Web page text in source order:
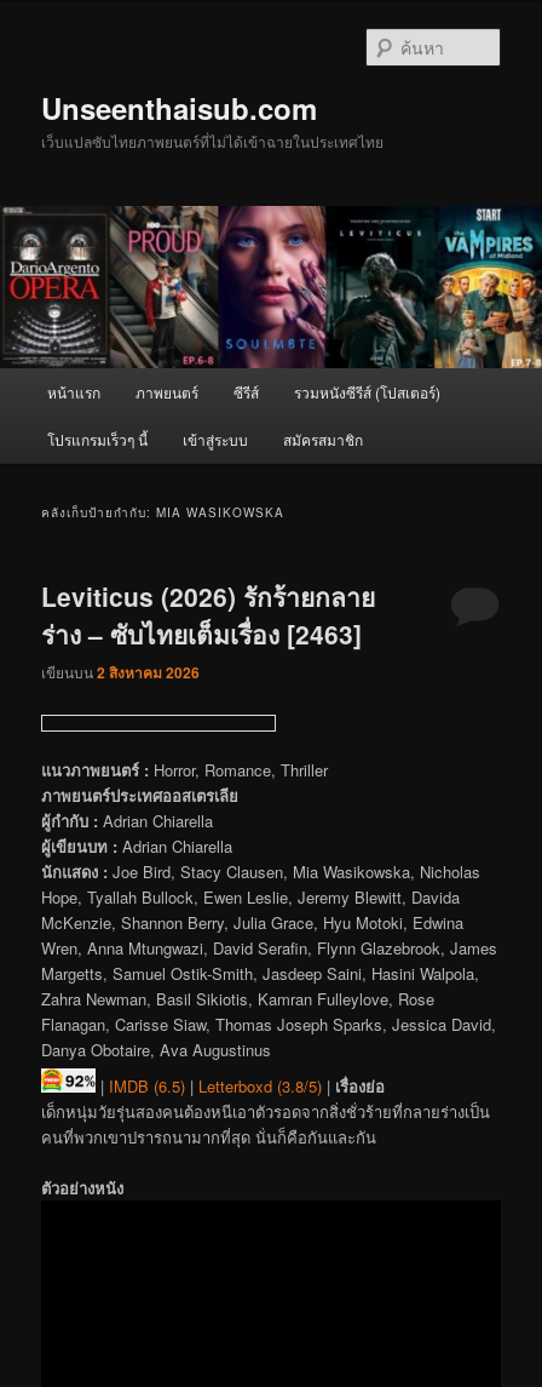
Unseenthaisub.com
เว็บแปลซับไทยภาพยนตร์ที่ไม่ได้เข้าฉายในประเทศไทย
หน้าแรก ภาพยนตร์ ซีรีส์ รวมหนังซีรีส์ (โปสเตอร์)
โปรแกรมเร็วๆ นี้ เข้าสู่ระบบ สมัครสมาชิก
คลังเก็บป้ายกำกับ:MIA WASIKOWSKA
Leviticus (2026) รักร้ายกลาย
ร่าง – ซับไทยเต็มเรื่อง [2463]
เขียนบน2 สิงหาคม 2026
แนวภาพยนตร์ : Horror, Romance, Thriller
ภาพยนตร์ประเทศออสเตรเลีย
ผู้กำกับ : Adrian Chiarella
ผู้เขียนบท : Adrian Chiarella
นักแสดง : Joe Bird, Stacy Clausen, Mia Wasikowska, Nicholas
Hope, Tyallah Bullock, Ewen Leslie, Jeremy Blewitt, Davida
McKenzie, Shannon Berry, Julia Grace, Hyu Motoki, Edwina
Wren, Anna Mtungwazi, David Serafin, Flynn Glazebrook, James
Margetts, Samuel Ostik-Smith, Jasdeep Saini, Hasini Walpola,
Zahra Newman, Basil Sikiotis, Kamran Fulleylove, Rose
Flanagan, Carisse Siaw, Thomas Joseph Sparks, Jessica David,
Danya Obotaire, Ava Augustinus
| IMDB (6.5) | Letterboxd (3.8/5) | เรื่องย่อ
เด็กหนุ่มวัยรุ่นสองคนต้องหนีเอาตัวรอดจากสิ่งชั่วร้ายที่กลายร่างเป็น
คนที่พวกเขาปรารถนามากที่สุด นั่นก็คือกันและกัน
ตัวอย่างหนัง